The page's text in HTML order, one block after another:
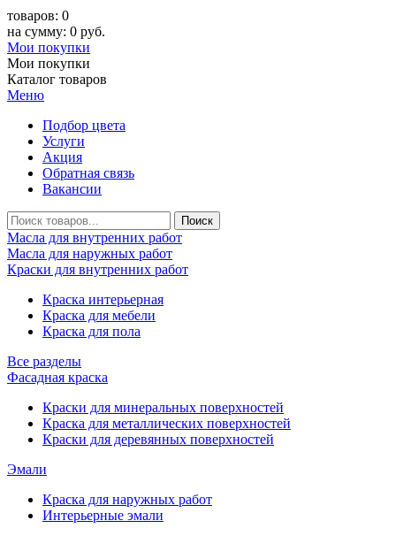
товаров: 0
на сумму: 0 руб.
Мои покупки
Мои покупки
Каталог товаров
Меню
Подбор цвета
Услуги
Акция
Обратная связь
Вакансии
Масла для внутренних работ
Масла для наружных работ
Краски для внутренних работ
Краска интерьерная
Краска для мебели
Краска для пола
Все разделы
Фасадная краска
Краски для минеральных поверхностей
Краска для металлических поверхностей
Краски для деревянных поверхностей
Эмали
Краска для наружных работ
Интерьерные эмали